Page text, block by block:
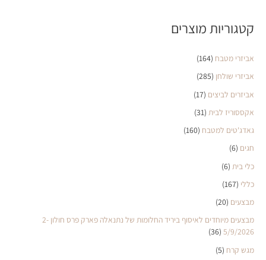
קטגוריות מוצרים
אביזרי מטבח (164)
אביזרי שולחן (285)
אביזרים לביצים (17)
אקססוריז לבית (31)
גאדג'טים למטבח (160)
חגים (6)
כלי בית (6)
כללי (167)
מבצעים (20)
מבצעים מיוחדים לאיסוף ביריד החלומות של נתנאלה פארק פרס חולון 2-
5/9/2026
(36)
מגש קרח (5)